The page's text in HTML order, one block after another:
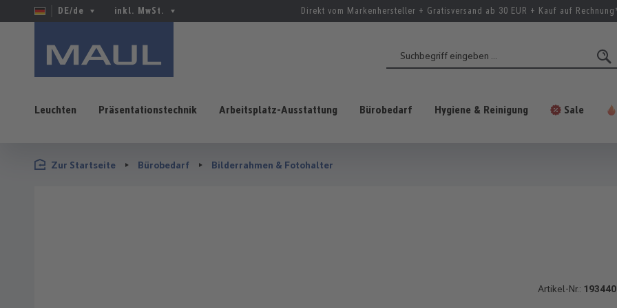
Hauptinhalt springen
Zur Suche springen
Zur Hauptnavigation springen
DE/de inkl. MwSt. Direkt vom Markenhersteller + Gratisversand ab 30 EUR + Kauf auf
Leuchten Präsentationstechnik Arbeitsplatz-Ausstattung Bürobedarf Hygiene & Reinigung Sale
Zur Startseite Bürobedarf Bilderrahmen & Fotohalter
Artikel-Nr.: